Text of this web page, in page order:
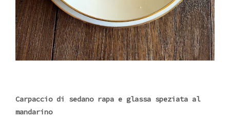
Carpaccio di sedano rapa e glassa speziata al
mandarino